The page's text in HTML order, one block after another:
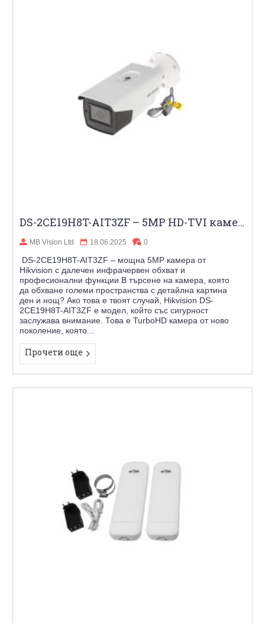
DS-2CE19H8T-AIT3ZF – 5MP HD-TVI камера Hikvision с управляем обектив и нощен до 80м
MB Vision Ltd 18.06.2025 0
DS-2CE19H8T-AIT3ZF – мощна 5MP камера от
Hikvision с далечен инфрачервен обхват и
професионални функции В търсене на камера, която
да обхване големи пространства с детайлна картина
ден и нощ? Ако това е твоят случай, Hikvision DS-
2CE19H8T-AIT3ZF е модел, който със сигурност
заслужава внимание. Това е TurboHD камера от ново
поколение, която...
Прочети още